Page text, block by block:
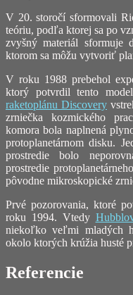
V 20. storočí sformovali
teóriu, podľa ktorej sa po
zvyšný materiál sformuje
ktorom sa môžu vytvoriť
V roku 1988 prebehol
ktorý potvrdil tento
raketoplánu Discovery
zrniečka kozmického
komora bola naplnená
protoplanetárnom disku.
prostredie bolo
prostredie
pôvodne mikroskopické
Prvé pozorovania, ktoré
roku 1994. Vtedy
niekoľko veľmi mladých
okolo ktorých krúžia husté
Referencie